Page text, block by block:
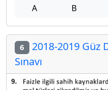
A B
6 2018-2019 Güz
Sınavı